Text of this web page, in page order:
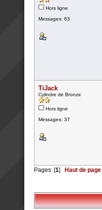
Hors ligne
Messages: 63
TiJack
Cylindre de Bronze
Hors ligne
Messages: 37
Pages: [1] Haut de page